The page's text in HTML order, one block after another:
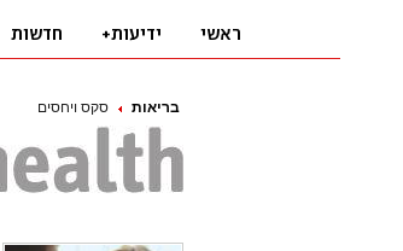
בריאות סקס ויחסים